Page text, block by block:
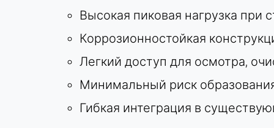
Высокая пиковая нагрузка при
Коррозионностойкая
Легкий доступ для осмотра,
Минимальный риск
Гибкая интеграция в
Purpose:
duration: